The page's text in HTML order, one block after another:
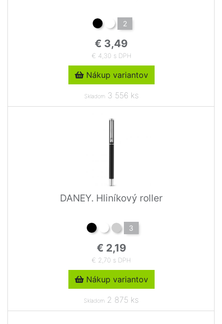
2
€ 3,49
€ 4,30 s DPH
Nákup variantov
Skladom3 556 ks
DANEY. Hliníkový roller
3
€ 2,19
€ 2,70 s DPH
Nákup variantov
Skladom 2 875 ks